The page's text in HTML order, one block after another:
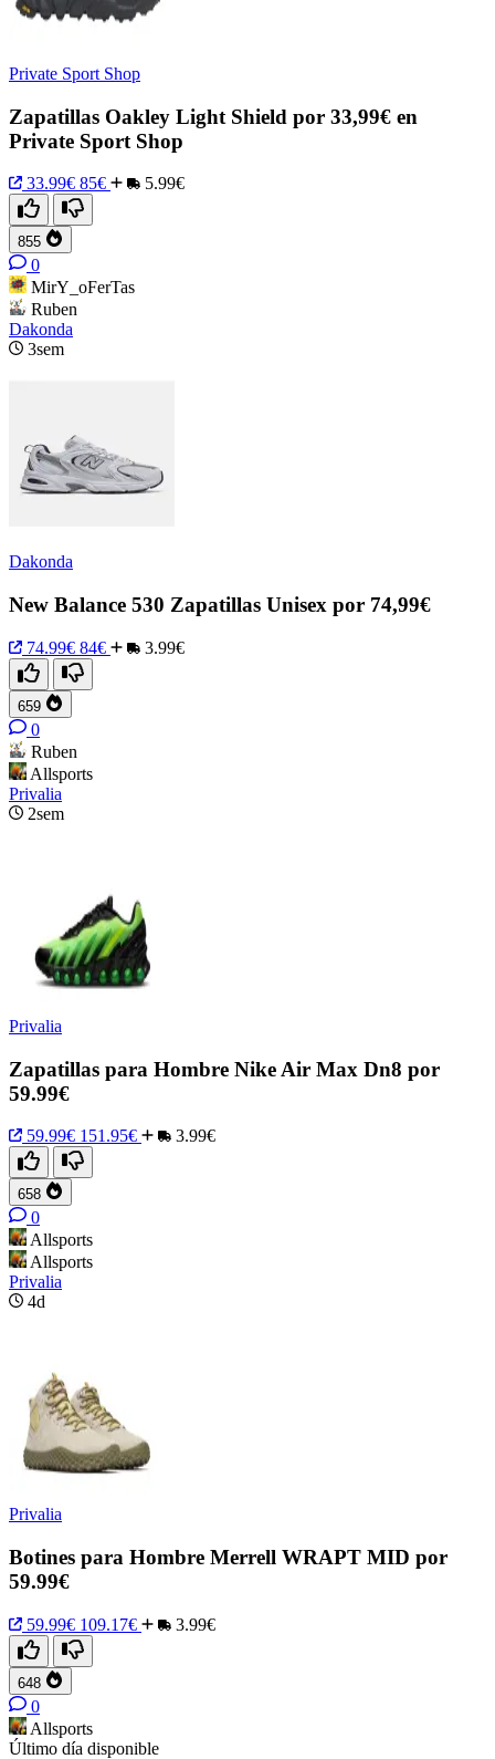
Private Sport Shop
Zapatillas Oakley Light Shield por 33,99€ en
Private Sport Shop
33.99€ 85€ 5.99€
855
0
MirY_oFerTas
Ruben
Dakonda
3sem
Dakonda
New Balance 530 Zapatillas Unisex por 74,99€
74.99€ 84€ 3.99€
659
0
Ruben
Allsports
Privalia
2sem
Privalia
Zapatillas para Hombre Nike Air Max Dn8 por
59.99€
59.99€ 151.95€ 3.99€
658
0
Allsports
Allsports
Privalia
4d
Privalia
Botines para Hombre Merrell WRAPT MID por
59.99€
59.99€ 109.17€ 3.99€
648
0
Allsports
Último día disponible